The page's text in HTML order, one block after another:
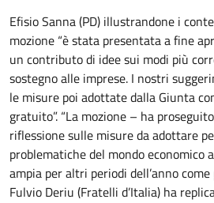
Efisio Sanna (PD) illustrandone i
mozione “è stata presentata a fine
un contributo di idee sui modi più
sostegno alle imprese. I nostri
le misure poi adottate dalla Giunta
gratuito”. “La mozione – ha
riflessione sulle misure da adottare
problematiche del mondo economico
ampia per altri periodi dell’anno come
Fulvio Deriu (Fratelli d’Italia) ha